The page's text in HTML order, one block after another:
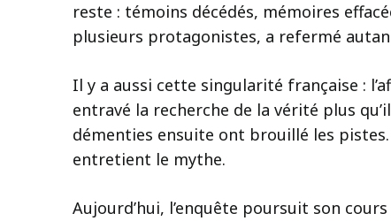
reste : témoins décédés, mémoires
plusieurs protagonistes, a refermé
Il y a aussi cette singularité française :
entravé la recherche de la vérité plus
démenties ensuite ont brouillé les pistes.
entretient le mythe.
Aujourd’hui, l’enquête poursuit son